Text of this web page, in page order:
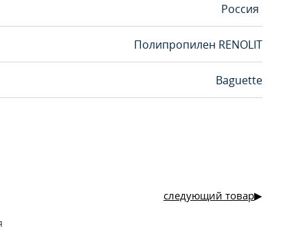
Россия
Полипропилен RENOLIT
Baguette
следующий товар